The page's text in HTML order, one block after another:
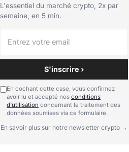
L'essentiel du marché crypto, 2x par
semaine, en 5 min.
S'inscrire ›
En cochant cette case, vous confirmez
avoir lu et accepté nos conditions
d'utilisation concernant le traitement des
données soumises via ce formulaire.
En savoir plus sur notre newsletter crypto →